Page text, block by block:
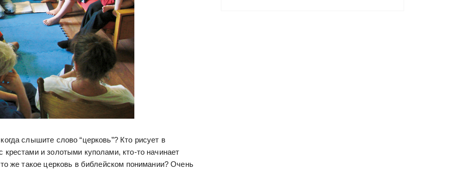
слышите слово “церковь”? Кто рисует в
крестами и золотыми куполами, кто-то начинает
же такое церковь в библейском понимании? Очень